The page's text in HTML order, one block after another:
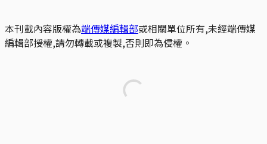
本刊載內容版權為端傳媒編輯部或相關單位所有,未經端傳媒
編輯部授權,請勿轉載或複製,否則即為侵權。